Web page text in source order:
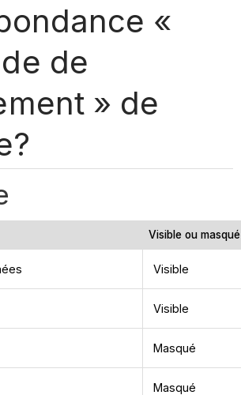
«
de
» de
Visible ou masqué
Visible
Visible
Masqué
Masqué